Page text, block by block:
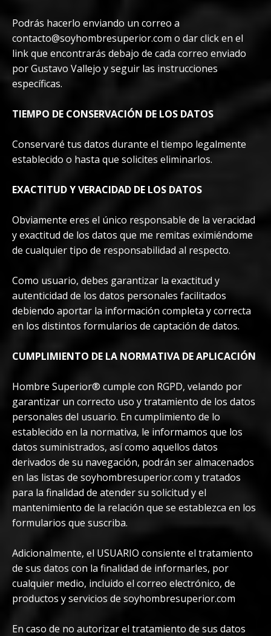
Podrás hacerlo enviando un correo a
contacto@soyhombresuperior.com o dar click en el
link que encontrarás debajo de cada correo enviado
por Gustavo Vallejo y seguir las instrucciones
específicas.
TIEMPO DE CONSERVACIÓN DE LOS DATOS
Conservaré tus datos durante el tiempo legalmente
establecido o hasta que solicites eliminarlos.
EXACTITUD Y VERACIDAD DE LOS DATOS
Obviamente eres el único responsable de la veracidad
y exactitud de los datos que me remitas eximiéndome
de cualquier tipo de responsabilidad al respecto.
Como usuario, debes garantizar la exactitud y
autenticidad de los datos personales facilitados
debiendo aportar la información completa y correcta
en los distintos formularios de captación de datos.
CUMPLIMIENTO DE LA NORMATIVA DE APLICACIÓN
Hombre Superior® cumple con RGPD, velando por
garantizar un correcto uso y tratamiento de los datos
personales del usuario. En cumplimiento de lo
establecido en la normativa, le informamos que los
datos suministrados, así como aquellos datos
derivados de su navegación, podrán ser almacenados
en las listas de soyhombresuperior.com y tratados
para la finalidad de atender su solicitud y el
mantenimiento de la relación que se establezca en los
formularios que suscriba.
Adicionalmente, el USUARIO consiente el tratamiento
de sus datos con la finalidad de informarles, por
cualquier medio, incluido el correo electrónico, de
productos y servicios de soyhombresuperior.com
En caso de no autorizar el tratamiento de sus datos